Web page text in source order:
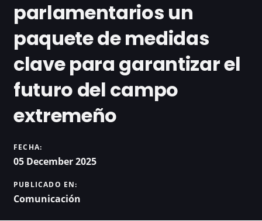
parlamentarios un
paquete de medidas
clave para garantizar el
futuro del campo
extremeño
FECHA:
05 December 2025
PUBLICADO EN:
Comunicación